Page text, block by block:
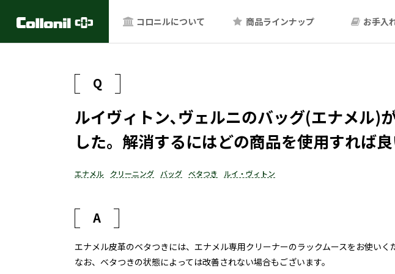
コロニルについて 商品ラインナップ お手入
Q
ルイヴィトン､ヴェルニのバッグ(エナメル)
した。解消するにはどの商品を使用すれば
エナメル クリーニング バッグ ベタつき ルイ・ヴィトン
A
エナメル皮革のベタつきには、エナメル専用クリーナーのラックムースをお使いく
なお、ベタつきの状態によっては改善されない場合もございます。